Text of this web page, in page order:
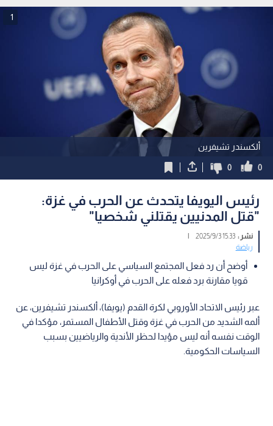
ألكسندر تشيفرين
1
0
0
رئيس اليويفا يتحدث عن الحرب في غزة:
"قتل المدنيين يقتلني شخصيا"
نشر :15:33 2025/9/3
|
رياضة
أوضح أن رد فعل المجتمع السياسي على الحرب في غزة ليس
قويا مقارنة برد فعله على الحرب في أوكرانيا
عبر رئيس الاتحاد الأوروبي لكرة القدم (يويفا)، ألكسندر تشيفرين، عن
ألمه الشديد من الحرب في غزة وقتل الأطفال المستمر، مؤكدا في
الوقت نفسه أنه ليس مؤيدا لحظر الأندية والرياضيين بسبب
السياسات الحكومية.